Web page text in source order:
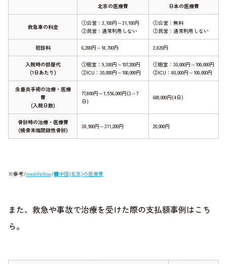
北京の医療費 日本の医療費
救急車の料金
①公営：3,100円～31,100円
②民営：通常利用しない
①公営：無料
②民営：通常利用しない
初診料 6,200円～18,700円 2,820円
入院時の部屋代
(1日あたり)
①個室：9,300円～107,200円
②ICU：30,000円～100,000円
①個室：30,000円～100,000円
②ICU：80,000円～100,000円
虫垂炎手術の治療・医療
費
(入院日数)
77,800円～1,556,000円(3～7
日)
600,000円(4日)
骨折時の治療・医療費
(橈骨末端閉鎖性骨折)
38,900円～311,200円 20,000円
※参考/medifellow/■中国(北京)の医療費
また、救急や事故で治療を受けた際の支払額事例はこち
ら。